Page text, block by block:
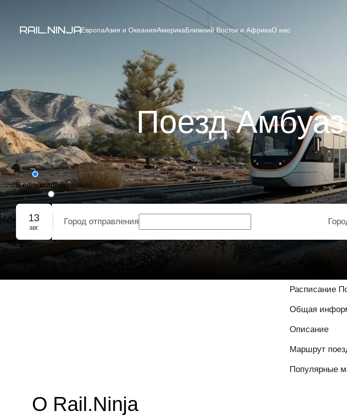
ЕвропаАзия и ОкеанияАмерикаБлижний Восток и АфрикаО нас
Поезд Амбуаз
В одну сторону
Туда-обратно
Групповое бронирование
13
авг.
Город отправления
Расписание
Общая
Описание
Маршрут
Популярные
О Rail.Ninja